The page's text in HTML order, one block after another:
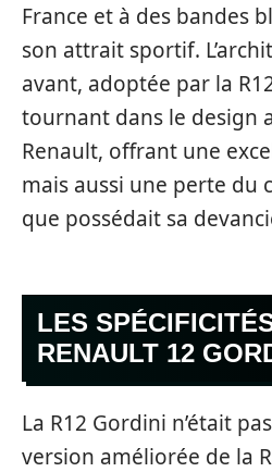
France et à des bandes
son attrait sportif.
avant, adoptée par la
tournant dans le design
Renault, offrant une
mais aussi une perte du
que possédait sa
LES
RENAULT 12
La R12 Gordini n’était
version améliorée de la